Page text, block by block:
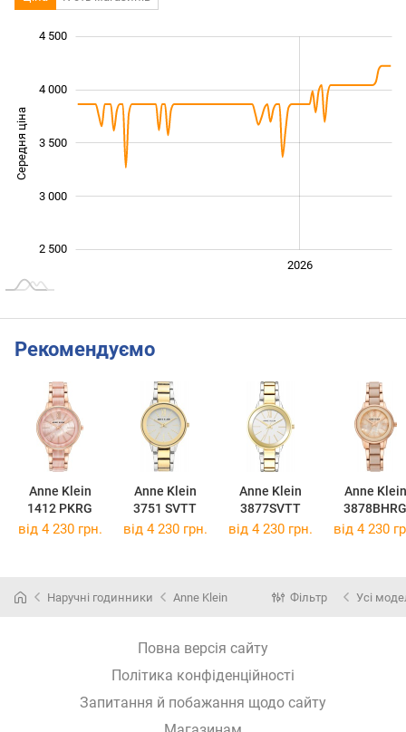
Середня ціна 2 500
2 500
3 000
3 500
4 000
4 500
2026
Рекомендуємо
Anne Klein
1412 PKRG
Anne Klein
3751 SVTT
Anne Klein
3877SVTT
Anne Klein
3878BHRG
від 4 230 грн. від 4 230 грн. від 4 230 грн. від 4 230
Наручні годинники Anne Klein Фільтр Усі
Повна версія сайту
Політика конфіденційності
Запитання й побажання щодо сайту